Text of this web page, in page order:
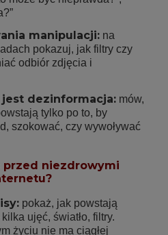
manipulacji: na
pokazuj, jak filtry czy
odbiór zdjęcia i
dezinformacja: mów,
tylko po to, by
szokować, czy wywoływać
przed niezdrowymi
pokaż, jak powstają
ujęć, światło, filtry.
życiu nie ma ciągłej